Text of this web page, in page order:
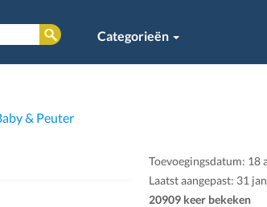
Categorieën
& Peuter
Toevoegingsdatum: 18
Laatst aangepast: 31
20909 keer bekeken